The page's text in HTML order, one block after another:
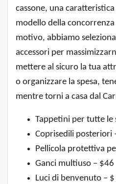
cassone, una
modello della
motivo, abbiamo
accessori per
mettere al sicuro la tua
o organizzare la spesa,
mentre torni a casa dal
Tappetini per tutte le
Coprisedili posteriori
Pellicola protettiva
Ganci multiuso – $46
Luci di benvenuto –